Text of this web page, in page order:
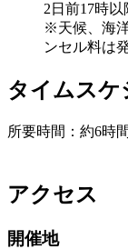
2日前17時以
※天候、海
ンセル料は
タイムスケ
所要時間：約6時間
アクセス
開催地